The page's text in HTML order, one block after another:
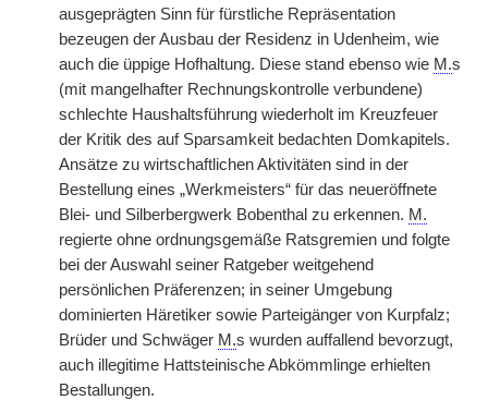
ausgeprägten Sinn für fürstliche Repräsentation
bezeugen der Ausbau der Residenz in Udenheim, wie
auch die üppige Hofhaltung. Diese stand ebenso wie M.s
(mit mangelhafter Rechnungskontrolle verbundene)
schlechte Haushaltsführung wiederholt im Kreuzfeuer
der Kritik des auf Sparsamkeit bedachten Domkapitels.
Ansätze zu wirtschaftlichen Aktivitäten sind in der
Bestellung eines „Werkmeisters“ für das neueröffnete
Blei- und Silberbergwerk Bobenthal zu erkennen. M.
regierte ohne ordnungsgemäße Ratsgremien und folgte
bei der Auswahl seiner Ratgeber weitgehend
persönlichen Präferenzen; in seiner Umgebung
dominierten Häretiker sowie Parteigänger von Kurpfalz;
Brüder und Schwäger M.s wurden auffallend bevorzugt,
auch illegitime Hattsteinische Abkömmlinge erhielten
Bestallungen.